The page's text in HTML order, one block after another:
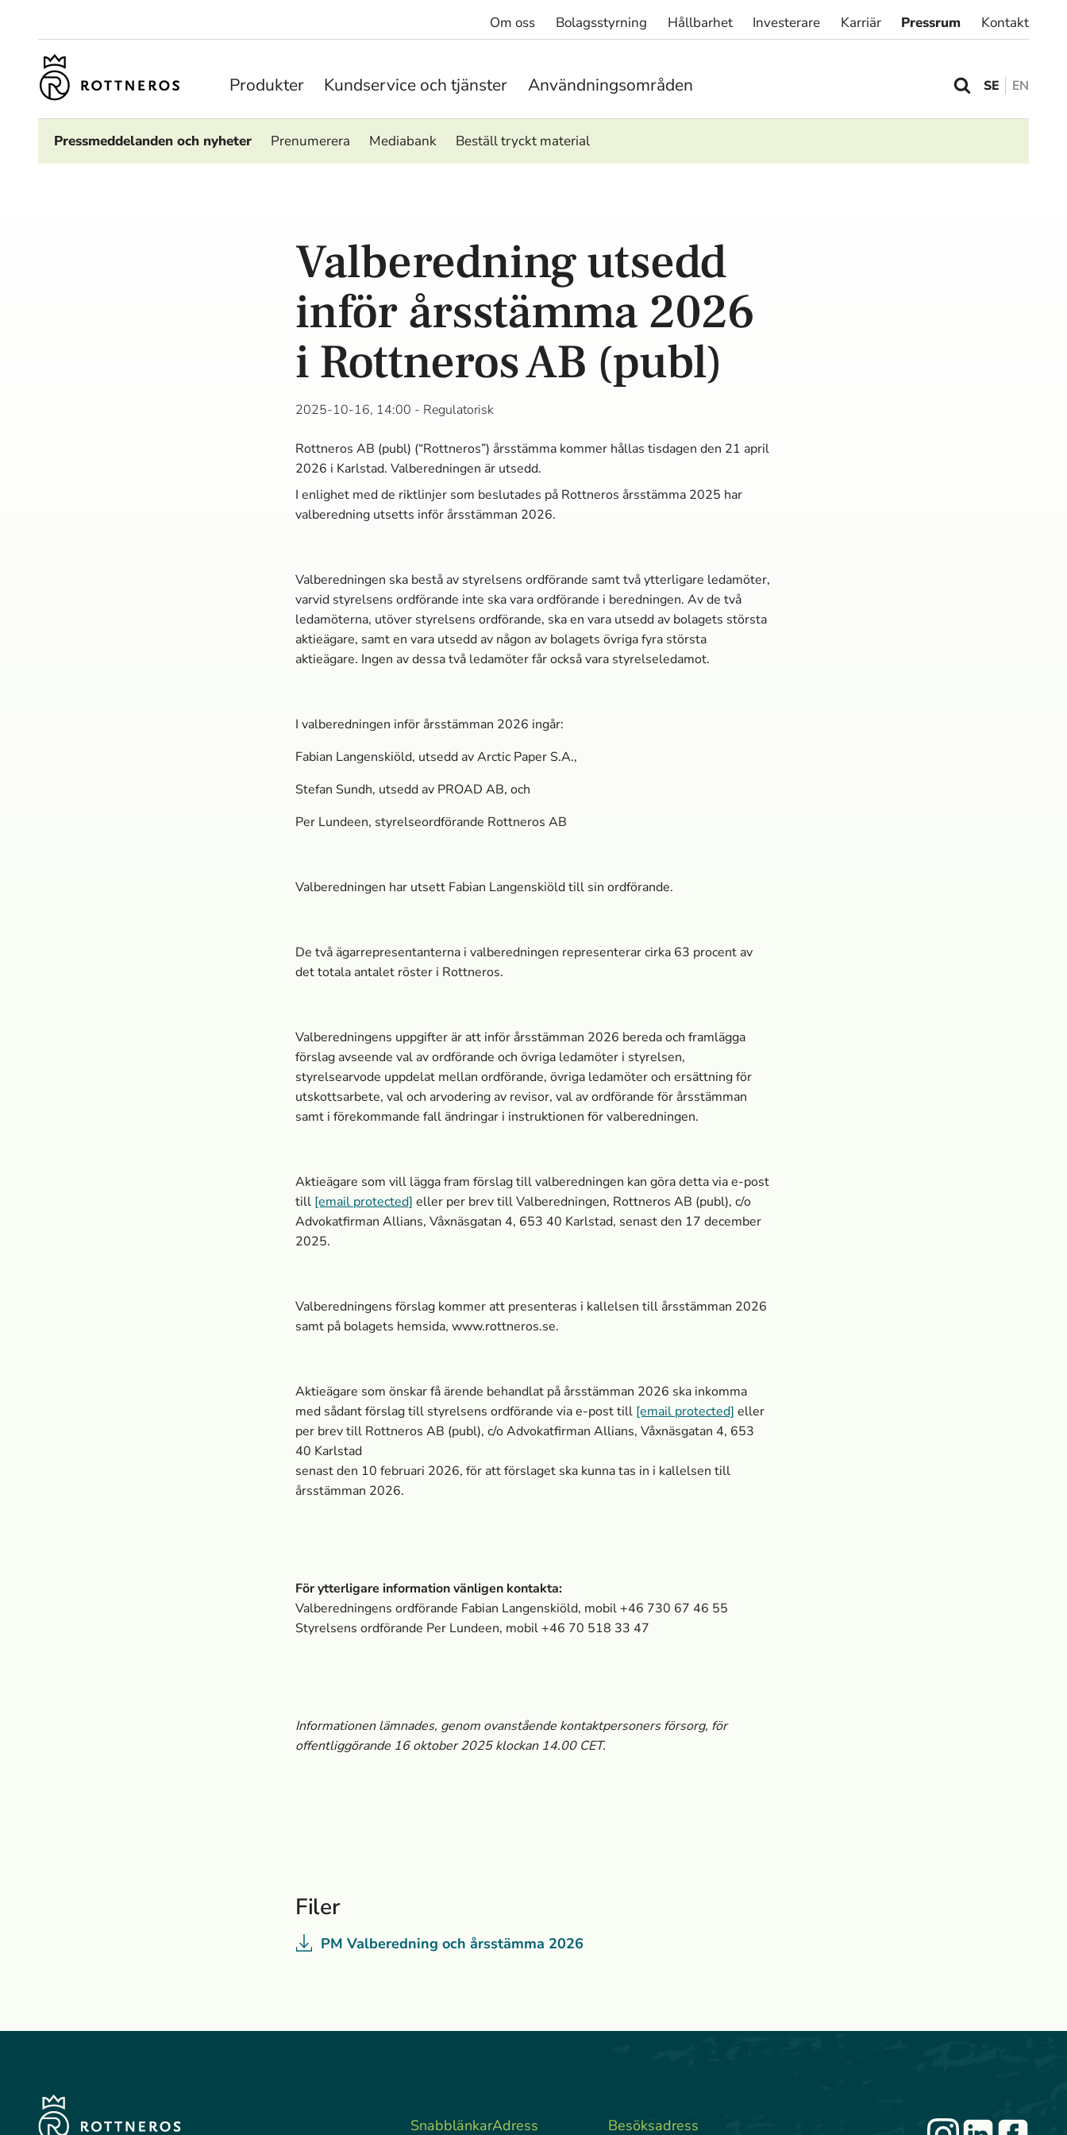
Produkter Kundservice och tjänster Användningsområden
Om oss Bolagsstyrning Hållbarhet Investerare Karriär Pressrum
Pressmeddelanden och nyheter Prenumerera Mediabank Beställ tryckt material
Kontakt
SE EN
Valberedning utsedd
inför årsstämma 2026
i Rottneros AB (publ)
2025-10-16, 14:00 - Regulatorisk
Rottneros AB (publ) (“Rottneros”) årsstämma kommer hållas tisdagen den 21 april
2026 i Karlstad. Valberedningen är utsedd.
I enlighet med de riktlinjer som beslutades på Rottneros årsstämma 2025 har
valberedning utsetts inför årsstämman 2026.
Valberedningen ska bestå av styrelsens ordförande samt två ytterligare ledamöter,
varvid styrelsens ordförande inte ska vara ordförande i beredningen. Av de två
ledamöterna, utöver styrelsens ordförande, ska en vara utsedd av bolagets största
aktieägare, samt en vara utsedd av någon av bolagets övriga fyra största
aktieägare. Ingen av dessa två ledamöter får också vara styrelseledamot.
I valberedningen inför årsstämman 2026 ingår:
Fabian Langenskiöld, utsedd av Arctic Paper S.A.,
Stefan Sundh, utsedd av PROAD AB, och
Per Lundeen, styrelseordförande Rottneros AB
Valberedningen har utsett Fabian Langenskiöld till sin ordförande.
De två ägarrepresentanterna i valberedningen representerar cirka 63 procent av
det totala antalet röster i Rottneros.
Valberedningens uppgifter är att inför årsstämman 2026 bereda och framlägga
förslag avseende val av ordförande och övriga ledamöter i styrelsen,
styrelsearvode uppdelat mellan ordförande, övriga ledamöter och ersättning för
utskottsarbete, val och arvodering av revisor, val av ordförande för årsstämman
samt i förekommande fall ändringar i instruktionen för valberedningen.
Aktieägare som vill lägga fram förslag till valberedningen kan göra detta via e-post
till [email protected] eller per brev till Valberedningen, Rottneros AB (publ), c/o
Advokatfirman Allians, Våxnäsgatan 4, 653 40 Karlstad, senast den 17 december
2025.
Valberedningens förslag kommer att presenteras i kallelsen till årsstämman 2026
samt på bolagets hemsida, www.rottneros.se.
Aktieägare som önskar få ärende behandlat på årsstämman 2026 ska inkomma
med sådant förslag till styrelsens ordförande via e-post till [email protected] eller
per brev till Rottneros AB (publ), c/o Advokatfirman Allians, Våxnäsgatan 4, 653
40 Karlstad
senast den 10 februari 2026, för att förslaget ska kunna tas in i kallelsen till
årsstämman 2026.
För ytterligare information vänligen kontakta:
Valberedningens ordförande Fabian Langenskiöld, mobil +46 730 67 46 55
Styrelsens ordförande Per Lundeen, mobil +46 70 518 33 47
Informationen lämnades, genom ovanstående kontaktpersoners försorg, för
offentliggörande 16 oktober 2025 klockan 14.00 CET.
Filer
PM Valberedning och årsstämma 2026
SnabblänkarAdress Besöksadress